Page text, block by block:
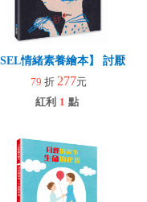
SEL情緒素養繪本】 討厭
79 折 277元
紅利 1 點